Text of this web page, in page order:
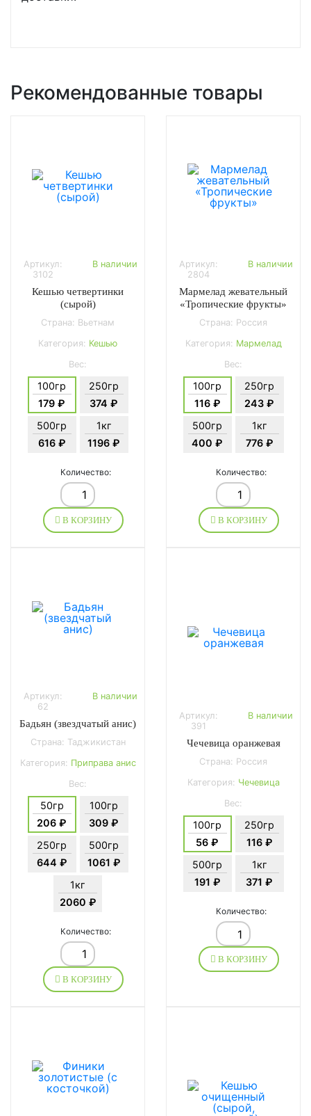
Рекомендованные товары
Артикул:
3102
В наличии
Кешью четвертинки
(сырой)
Страна: Вьетнам
Категория: Кешью
Вес:
100гр
179 ₽
250гр
374 ₽
500гр
616 ₽
1кг
1196 ₽
Количество:
В КОРЗИНУ
Артикул:
2804
В наличии
Мармелад жевательный
«Тропические фрукты»
Страна: Россия
Категория: Мармелад
Вес:
100гр
116 ₽
250гр
243 ₽
500гр
400 ₽
1кг
776 ₽
Количество:
В КОРЗИНУ
Артикул:
62
В наличии
Бадьян (звездчатый анис)
Страна: Таджикистан
Категория: Приправа анис
Вес:
50гр
206 ₽
100гр
309 ₽
250гр
644 ₽
500гр
1061 ₽
1кг
2060 ₽
Количество:
В КОРЗИНУ
Артикул:
391
В наличии
Чечевица оранжевая
Страна: Россия
Категория: Чечевица
Вес:
100гр
56 ₽
250гр
116 ₽
500гр
191 ₽
1кг
371 ₽
Количество:
В КОРЗИНУ